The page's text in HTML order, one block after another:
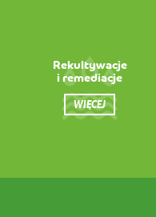
Rekultywacje
i remediacje
WIĘCEJ